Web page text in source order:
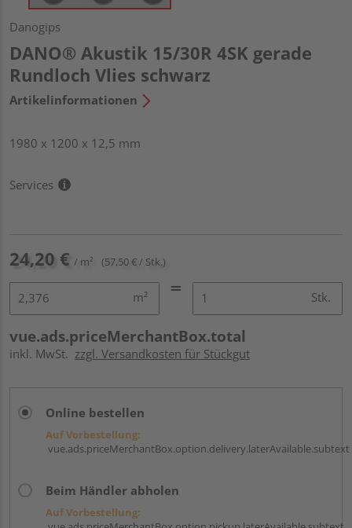
Danogips
DANO® Akustik 15/30R 4SK gerade
Rundloch Vlies schwarz
Artikelinformationen
1980 x 1200 x 12,5 mm
Services
24,20 € / m² (57,50 € / Stk.)
m² Stk.
vue.ads.priceMerchantBox.total
inkl. MwSt. zzgl. Versandkosten für Stückgut
Online bestellen
Auf Vorbestellung:
vue.ads.priceMerchantBox.option.delivery.laterAvailable.subtext
Beim Händler abholen
Auf Vorbestellung: